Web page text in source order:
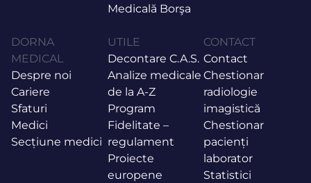
Medicală Borşa
DORNA
MEDICAL
Despre noi
Cariere
Sfaturi
Medici
Secțiune medici
UTILE
Decontare C.A.S.
Analize medicale
de la A-Z
Program
Fidelitate –
regulament
Proiecte
europene
CONTACT
Contact
Chestionar
radiologie
imagistică
Chestionar
pacienți
laborator
Statistici